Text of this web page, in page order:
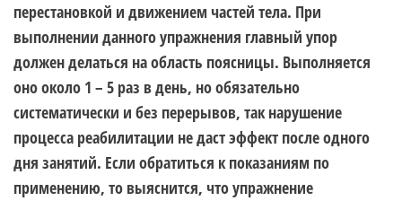
перестановкой и движением частей тела. При
выполнении данного упражнения главный упор
должен делаться на область поясницы. Выполняется
оно около 1 – 5 раз в день, но обязательно
систематически и без перерывов, так нарушение
процесса реабилитации не даст эффект после одного
дня занятий. Если обратиться к показаниям по
применению, то выяснится, что упражнение